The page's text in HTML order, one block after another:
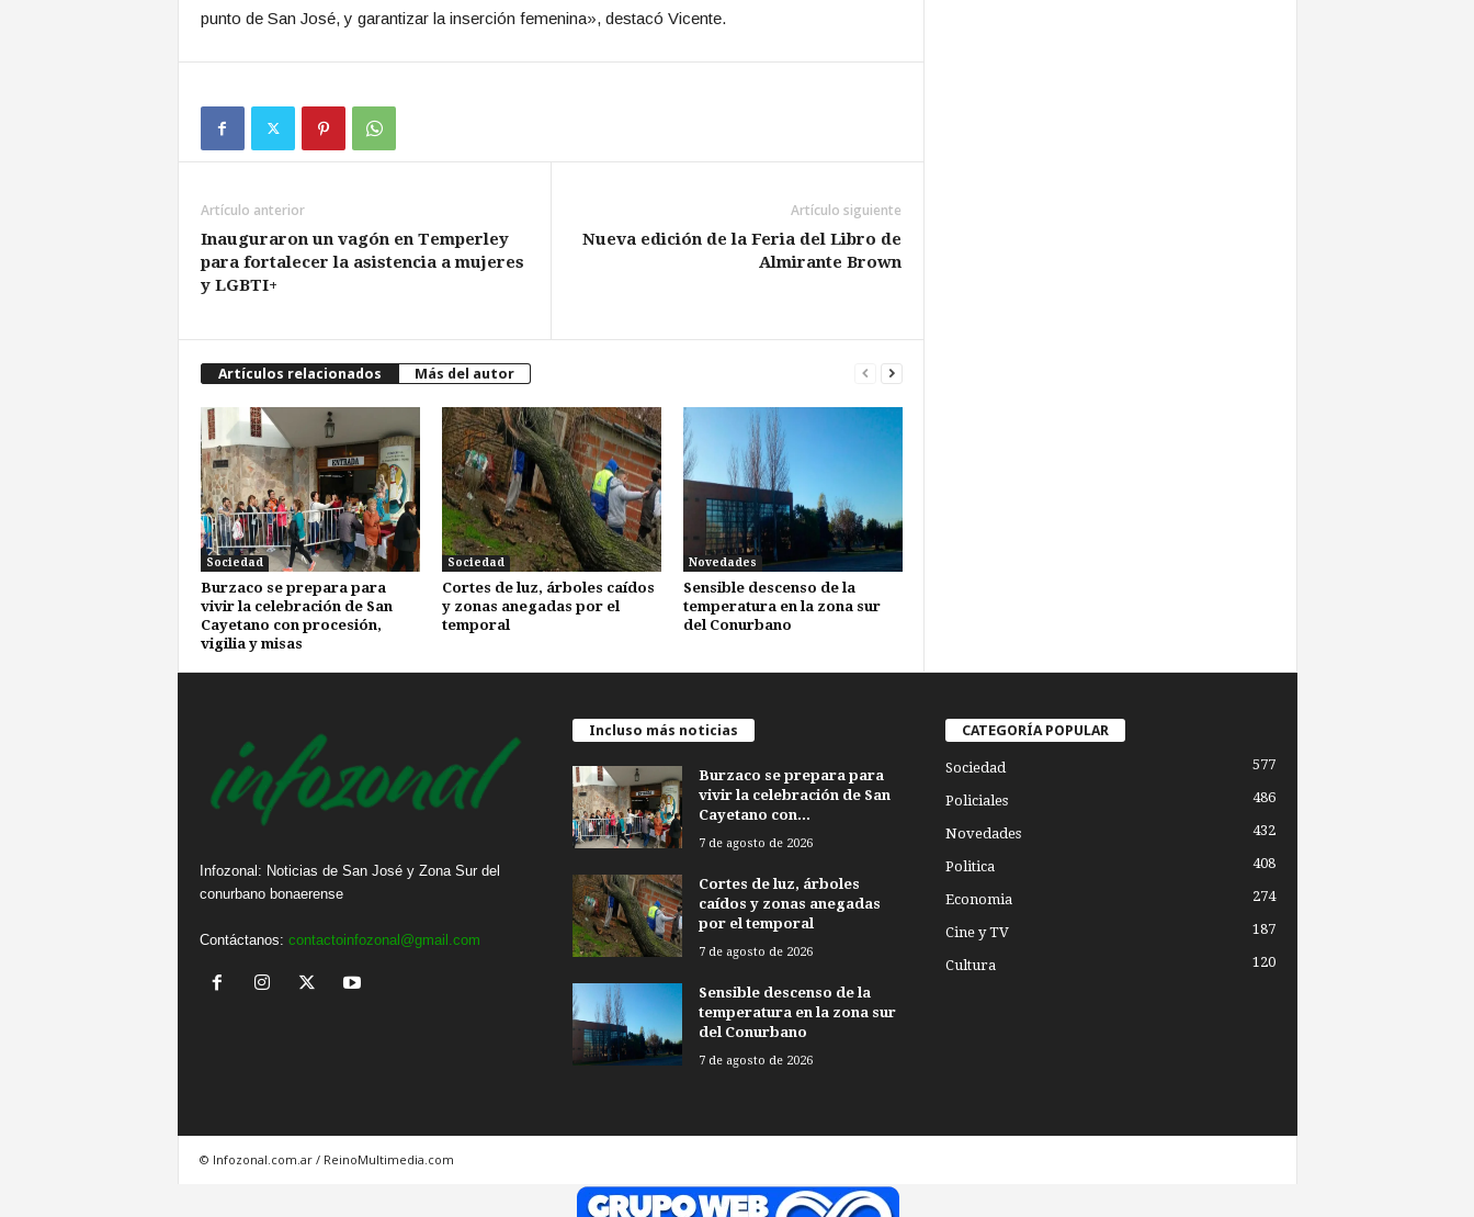
punto de San José, y garantizar la inserción femenina», destacó Vicente.
Artículo anterior
Inauguraron un vagón en Temperley
para fortalecer la asistencia a mujeres
y LGBTI+
Artículo siguiente
Nueva edición de la Feria del Libro de
Almirante Brown
Artículos relacionados Más del autor
Sociedad
Burzaco se prepara para
vivir la celebración de San
Cayetano con procesión,
vigilia y misas
Sociedad
Cortes de luz, árboles caídos
y zonas anegadas por el
temporal
Novedades
Sensible descenso de la
temperatura en la zona sur
del Conurbano
Infozonal: Noticias de San José y Zona Sur del
conurbano bonaerense
Contáctanos: contactoinfozonal@gmail.com
Incluso más noticias
Burzaco se prepara para
vivir la celebración de San
Cayetano con...
7 de agosto de 2026
Cortes de luz, árboles
caídos y zonas anegadas
por el temporal
7 de agosto de 2026
Sensible descenso de la
temperatura en la zona sur
del Conurbano
7 de agosto de 2026
CATEGORÍA POPULAR
Sociedad 577
Policiales 486
Novedades 432
Politica 408
Economia 274
Cine y TV 187
Cultura 120
© Infozonal.com.ar / ReinoMultimedia.com